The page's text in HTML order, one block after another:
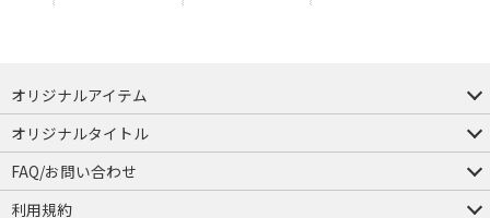
オリジナルアイテム
つままれ
つかまれ
ピョコッテ
オリジナルタイトル
アイテムヤ
ミスカトニック大學購買部
FAQ/お問い合わせ
FAQ
お問い合わせ
利用規約